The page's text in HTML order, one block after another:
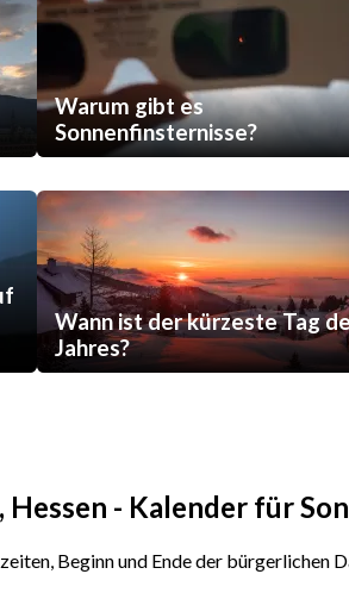
Warum gibt es
Sonnenfinsternisse?
Wann ist der kürzeste Tag
Jahres?
- Kalender für
Beginn und Ende der bürgerlichen